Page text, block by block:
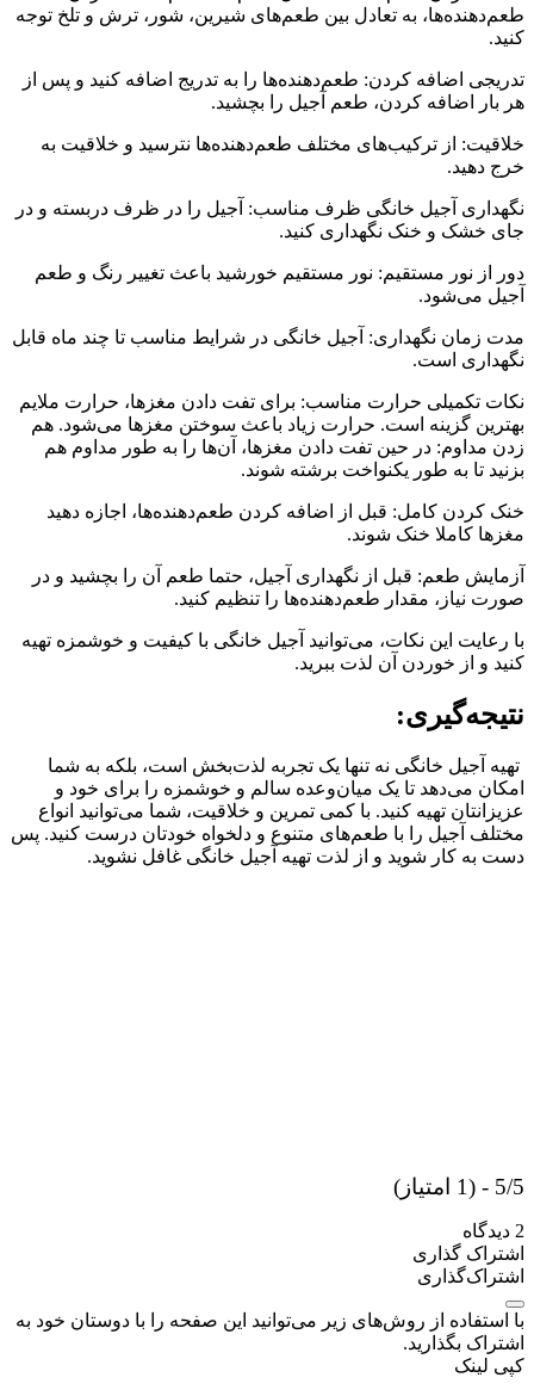
طعم‌دهنده‌ها، به تعادل بین طعم‌های شیرین، شور، ترش و تلخ توجه
کنید.
تدریجی اضافه کردن: طعم‌دهنده‌ها را به تدریج اضافه کنید و پس از
هر بار اضافه کردن، طعم آجیل را بچشید.
خلاقیت: از ترکیب‌های مختلف طعم‌دهنده‌ها نترسید و خلاقیت به
خرج دهید.
نگهداری آجیل خانگی ظرف مناسب: آجیل را در ظرف دربسته و در
جای خشک و خنک نگهداری کنید.
دور از نور مستقیم: نور مستقیم خورشید باعث تغییر رنگ و طعم
آجیل می‌شود.
مدت زمان نگهداری: آجیل خانگی در شرایط مناسب تا چند ماه قابل
نگهداری است.
نکات تکمیلی حرارت مناسب: برای تفت دادن مغزها، حرارت ملایم
بهترین گزینه است. حرارت زیاد باعث سوختن مغزها می‌شود. هم
زدن مداوم: در حین تفت دادن مغزها، آن‌ها را به طور مداوم هم
بزنید تا به طور یکنواخت برشته شوند.
خنک کردن کامل: قبل از اضافه کردن طعم‌دهنده‌ها، اجازه دهید
مغزها کاملا خنک شوند.
آزمایش طعم: قبل از نگهداری آجیل، حتما طعم آن را بچشید و در
صورت نیاز، مقدار طعم‌دهنده‌ها را تنظیم کنید.
با رعایت این نکات، می‌توانید آجیل خانگی با کیفیت و خوشمزه تهیه
کنید و از خوردن آن لذت ببرید.
نتیجه‌گیری:
تهیه آجیل خانگی نه تنها یک تجربه لذت‌بخش است، بلکه به شما
امکان می‌دهد تا یک میان‌وعده سالم و خوشمزه را برای خود و
عزیزانتان تهیه کنید. با کمی تمرین و خلاقیت، شما می‌توانید انواع
مختلف آجیل را با طعم‌های متنوع و دلخواه خودتان درست کنید. پس
دست به کار شوید و از لذت تهیه آجیل خانگی غافل نشوید.
5/5 - (1 امتیاز)
2 دیدگاه
اشتراک گذاری
اشتراک‌گذاری
با استفاده از روش‌های زیر می‌توانید این صفحه را با دوستان خود به
اشتراک بگذارید.
کپی لینک